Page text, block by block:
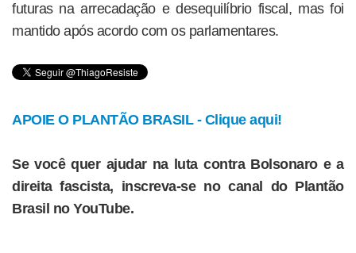
futuras na arrecadação e desequilíbrio fiscal, mas foi
mantido após acordo com os parlamentares.
APOIE O PLANTÃO BRASIL - Clique aqui!
Se você quer ajudar na luta contra Bolsonaro e a
direita fascista, inscreva-se no canal do Plantão
Brasil no YouTube.